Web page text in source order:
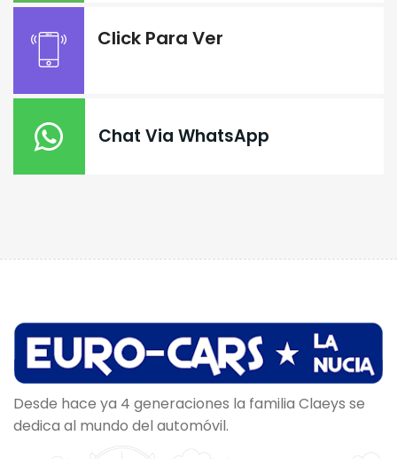
Click Para Ver
Chat Via WhatsApp
Desde hace ya 4 generaciones la familia Claeys se
dedica al mundo del automóvil.